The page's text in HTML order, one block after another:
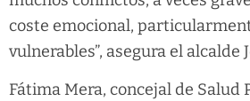
coste emocional,
vulnerables”, asegura el alcalde
Fátima Mera, concejal de Salud